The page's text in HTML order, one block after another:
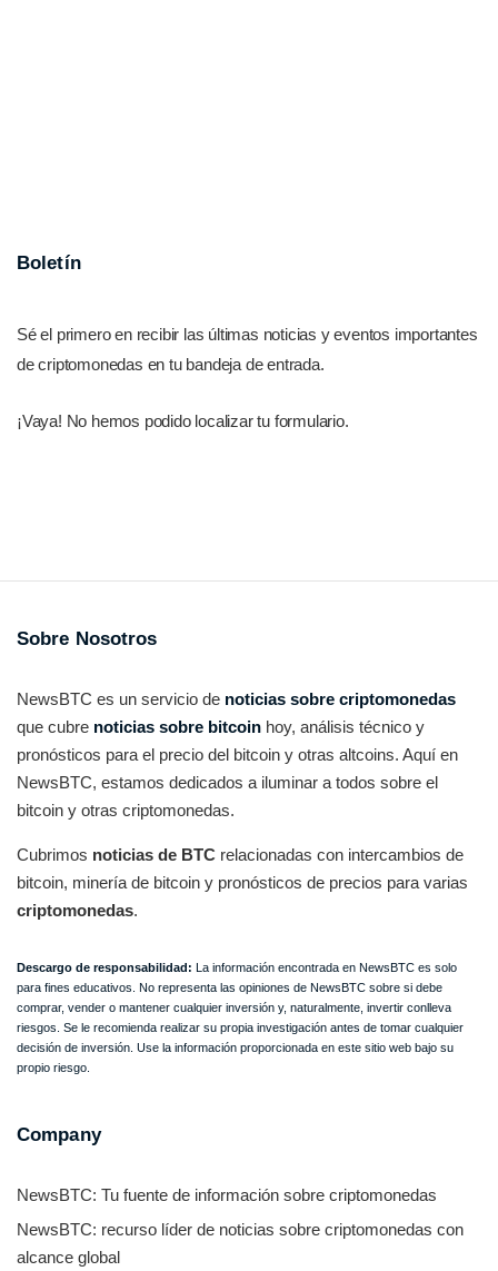
Boletín
Sé el primero en recibir las últimas noticias y eventos importantes
de criptomonedas en tu bandeja de entrada.
¡Vaya! No hemos podido localizar tu formulario.
Sobre Nosotros
NewsBTC es un servicio de noticias sobre criptomonedas
que cubre noticias sobre bitcoin hoy, análisis técnico y
pronósticos para el precio del bitcoin y otras altcoins. Aquí en
NewsBTC, estamos dedicados a iluminar a todos sobre el
bitcoin y otras criptomonedas.
Cubrimos noticias de BTC relacionadas con intercambios de
bitcoin, minería de bitcoin y pronósticos de precios para varias
criptomonedas.
Descargo de responsabilidad: La información encontrada en NewsBTC es solo
para fines educativos. No representa las opiniones de NewsBTC sobre si debe
comprar, vender o mantener cualquier inversión y, naturalmente, invertir conlleva
riesgos. Se le recomienda realizar su propia investigación antes de tomar cualquier
decisión de inversión. Use la información proporcionada en este sitio web bajo su
propio riesgo.
Company
NewsBTC: Tu fuente de información sobre criptomonedas
NewsBTC: recurso líder de noticias sobre criptomonedas con
alcance global